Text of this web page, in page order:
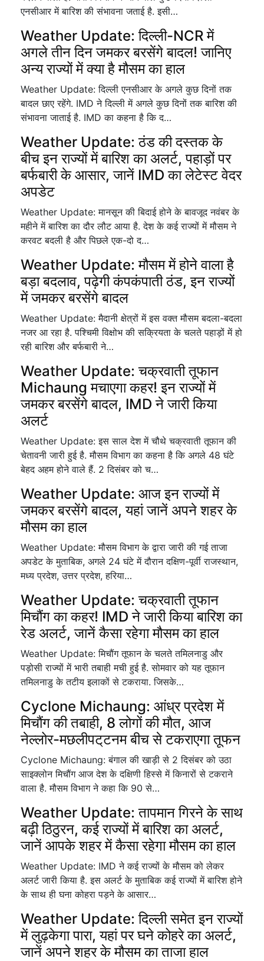
एनसीआर में बारिश की संभावना जताई है. इसी…
Weather Update: दिल्ली-NCR में
अगले तीन दिन जमकर बरसेंगे बादल! जानिए
अन्य राज्यों में क्या है मौसम का हाल
Weather Update: दिल्ली एनसीआर के अगले कुछ दिनों तक
बादल छाए रहेंगे. IMD ने दिल्ली में अगले कुछ दिनों तक बारिश की
संभावना जाताई है. IMD का कहना है कि द…
Weather Update: ठंड की दस्तक के
बीच इन राज्यों में बारिश का अलर्ट, पहाड़ों पर
बर्फबारी के आसार, जानें IMD का लेटेस्ट वेदर
अपडेट
Weather Update: मानसून की बिदाई होने के बावजूद नवंबर के
महीने में बारिश का दौर लौट आया है. देश के कई राज्यों में मौसम ने
करवट बदली है और पिछले एक-दो द…
Weather Update: मौसम में होने वाला है
बड़ा बदलाव, पढ़ेगी कंपकंपाती ठंड, इन राज्यों
में जमकर बरसेंगे बादल
Weather Update: मैदानी क्षेत्रों में इस वक्त मौसम बदला-बदला
नजर आ रहा है. पश्चिमी विक्षोभ की सक्रियता के चलते पहाड़ों में हो
रही बारिश और बर्फबारी ने…
Weather Update: चक्रवाती तूफान
Michaung मचाएगा कहर! इन राज्यों में
जमकर बरसेंगे बादल, IMD ने जारी किया
अलर्ट
Weather Update: इस साल देश में चौथे चक्रवाती तूफान की
चेतावनी जारी हुई है. मौसम विभाग का कहना है कि अगले 48 घंटे
बेहद अहम होने वाले हैं. 2 दिसंबर को च…
Weather Update: आज इन राज्यों में
जमकर बरसेंगे बादल, यहां जानें अपने शहर के
मौसम का हाल
Weather Update: मौसम विभाग के द्वारा जारी की गई ताजा
अपडेट के मुताबिक, अगले 24 घंटे में दौरान दक्षिण-पूर्वी राजस्थान,
मध्य प्रदेश, उत्तर प्रदेश, हरिया…
Weather Update: चक्रवाती तूफान
मिचौंग का कहर! IMD ने जारी किया बारिश का
रेड अलर्ट, जानें कैसा रहेगा मौसम का हाल
Weather Update: मिचौंग तूफान के चलते तमिलनाडु और
पड़ोसी राज्यों में भारी तबाही मची हुई है. सोमवार को यह तूफान
तमिलनाडु के तटीय इलाकों से टकराया. जिसके…
Cyclone Michaung: आंध्र प्रदेश में
मिचौंग की तबाही, 8 लोगों की मौत, आज
नेल्लोर-मछलीपट्‌टनम बीच से टकराएगा तूफन
Cyclone Michaung: बंगाल की खाड़ी से 2 दिसंबर को उठा
साइक्लोन मिचौंग आज देश के दक्षिणी हिस्से में किनारों से टकराने
वाला है. मौसम विभाग ने कहा कि 90 से…
Weather Update: तापमान गिरने के साथ
बढ़ी ठिठुरन, कई राज्यों में बारिश का अलर्ट,
जानें आपके शहर में कैसा रहेगा मौसम का हाल
Weather Update: IMD ने कई राज्यों के मौसम को लेकर
अलर्ट जारी किया है. इस अलर्ट के मुताबिक कई राज्यों में बारिश होने
के साथ ही घना कोहरा पड़ने के आसार…
Weather Update: दिल्ली समेत इन राज्यों
में लुढ़केगा पारा, यहां पर घने कोहरे का अलर्ट,
जानें अपने शहर के मौसम का ताजा हाल